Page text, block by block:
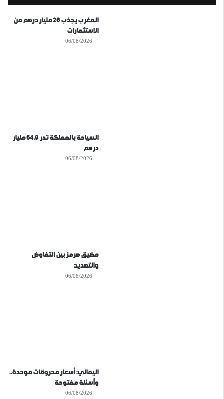
المغرب يجذب 26 مليار درهم من
الاستثمارات
06/08/2026
السياحة بالمملكة تدر 64.9 مليار
درهم
06/08/2026
مضيق هرمز بين التفاوض
والتهديد
06/08/2026
اليماني: أسعار محروقات موحدة..
وأسئلة مفتوحة
06/08/2026